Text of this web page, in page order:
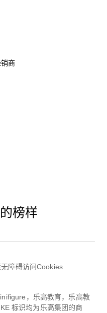
商
榜样
无障碍访问Cookies
，乐高教育，乐高教
标识均为乐高集团的商